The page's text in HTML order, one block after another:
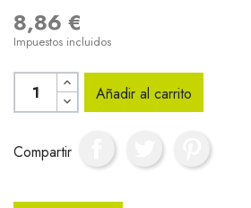
8,86 €
Impuestos incluidos
Añadir al carrito
Compartir